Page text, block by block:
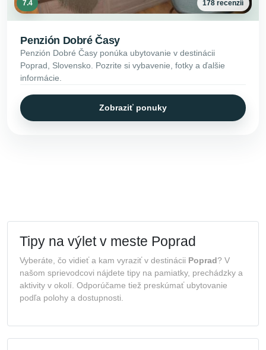
7.4 178 recenzií
Penzión Dobré Časy
Penzión Dobré Časy ponúka ubytovanie v destinácii
Poprad, Slovensko. Pozrite si vybavenie, fotky a ďalšie
informácie.
Zobraziť ponuky
Tipy na výlet v meste Poprad
Vyberáte, čo vidieť a kam vyraziť v destinácii Poprad? V
našom sprievodcovi nájdete tipy na pamiatky, prechádzky a
aktivity v okolí. Odporúčame tiež preskúmať ubytovanie
podľa polohy a dostupnosti.